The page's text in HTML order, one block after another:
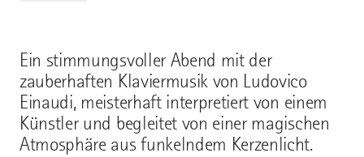
Ein stimmungsvoller Abend mit der
zauberhaften Klaviermusik von Ludovico
Einaudi, meisterhaft interpretiert von einem
Künstler und begleitet von einer magischen
Atmosphäre aus funkelndem Kerzenlicht.